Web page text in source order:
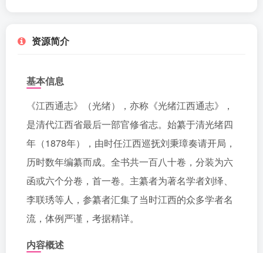
资源简介
基本信息
《江西通志》（光绪），亦称《光绪江西通志》，
是清代江西省最后一部官修省志。始纂于清光绪四
年（1878年），由时任江西巡抚刘秉璋奏请开局，
历时数年编纂而成。全书共一百八十卷，分装为六
函或六个分卷，首一卷。主纂者为著名学者刘绎、
李联琇等人，参纂者汇集了当时江西的众多学者名
流，体例严谨，考据精详。
内容概述